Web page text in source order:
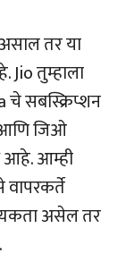
तर या
तुम्हाला
चे सबस्क्रिप्शन
जिओ
आहे. आम्ही
असेल तर